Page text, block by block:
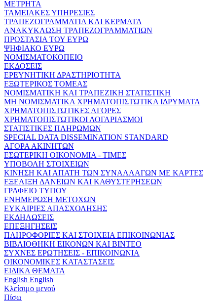
ΜΕΤΡΗΤΑ
ΤΑΜΕΙΑΚΕΣ ΥΠΗΡΕΣΙΕΣ
ΤΡΑΠΕΖΟΓΡΑΜΜΑΤΙΑ ΚΑΙ ΚΕΡΜΑΤΑ
ΑΝΑΚΥΚΛΩΣΗ ΤΡΑΠΕΖΟΓΡΑΜΜΑΤΙΩΝ
ΠΡΟΣΤΑΣΙΑ ΤΟΥ ΕΥΡΩ
ΨΗΦΙΑΚΟ ΕΥΡΩ
ΝΟΜΙΣΜΑΤΟΚΟΠΕΙΟ
ΕΚΔΟΣΕΙΣ
ΕΡΕΥΝΗΤΙΚΗ ΔΡΑΣΤΗΡΙΟΤΗΤΑ
ΕΞΩΤΕΡΙΚΟΣ ΤΟΜΕΑΣ
ΝΟΜΙΣΜΑΤΙΚΗ ΚΑΙ ΤΡΑΠΕΖΙΚΗ ΣΤΑΤΙΣΤΙΚΗ
ΜΗ ΝΟΜΙΣΜΑΤΙΚΑ ΧΡΗΜΑΤΟΠΙΣΤΩΤΙΚΑ ΙΔΡΥΜΑΤΑ
ΧΡΗΜΑΤΟΠΙΣΤΩΤΙΚΕΣ ΑΓΟΡΕΣ
ΧΡΗΜΑΤΟΠΙΣΤΩΤΙΚΟΙ ΛΟΓΑΡΙΑΣΜΟΙ
ΣΤΑΤΙΣΤΙΚΕΣ ΠΛΗΡΩΜΩΝ
SPECIAL DATA DISSEMINATION STANDARD
ΑΓΟΡΑ ΑΚΙΝΗΤΩΝ
ΕΣΩΤΕΡΙΚΗ ΟΙΚΟΝΟΜΙΑ - ΤΙΜΕΣ
ΥΠΟΒΟΛΗ ΣΤΟΙΧΕΙΩΝ
ΚΙΝΗΣΗ ΚΑΙ ΑΠΑΤΗ ΤΩΝ ΣΥΝΑΛΛΑΓΩΝ ΜΕ ΚΑΡΤΕΣ
ΕΞΕΛΙΞΗ ΔΑΝΕΙΩΝ ΚΑΙ ΚΑΘΥΣΤΕΡΗΣΕΩΝ
ΓΡΑΦΕΙΟ ΤΥΠΟΥ
ΕΝΗΜΕΡΩΣΗ ΜΕΤΟΧΩΝ
ΕΥΚΑΙΡΙΕΣ ΑΠΑΣΧΟΛΗΣΗΣ
ΕΚΔΗΛΩΣΕΙΣ
ΕΠΕΞΗΓΗΣΕΙΣ
ΠΛΗΡΟΦΟΡΙΕΣ ΚΑΙ ΣΤΟΙΧΕΙΑ ΕΠΙΚΟΙΝΩΝΙΑΣ
ΒΙΒΛΙΟΘΗΚΗ ΕΙΚΟΝΩΝ ΚΑΙ ΒΙΝΤΕΟ
ΣΥΧΝΕΣ ΕΡΩΤΗΣΕΙΣ - ΕΠΙΚΟΙΝΩΝΙΑ
ΟΙΚΟΝΟΜΙΚΕΣ ΚΑΤΑΣΤΑΣΕΙΣ
ΕΙΔΙΚΑ ΘΕΜΑΤΑ
English English
Κλείσιμο μενού
Πίσω